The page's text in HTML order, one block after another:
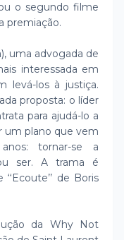
o segundo filme
premiação.
uma advogada de
interessada em
levá-los à justiça.
proposta: o líder
para ajudá-lo a
um plano que vem
tornar-se a
ser. A trama é
de Boris
da Why Not